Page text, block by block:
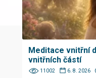
Meditace vnitřní
vnitřních částí
11002 6. 8. 2026